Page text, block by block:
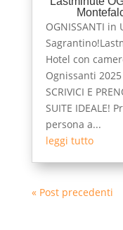
OGNISSANTI
Hotel con
Ognissanti
SCRIVICI E
SUITE IDEALE!
persona a...
leggi tutto
« Post precedenti